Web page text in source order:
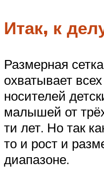
Итак, к
Размерная
охватывает
носителей
малышей от
ти лет. Но так
то и рост и
диапазоне.